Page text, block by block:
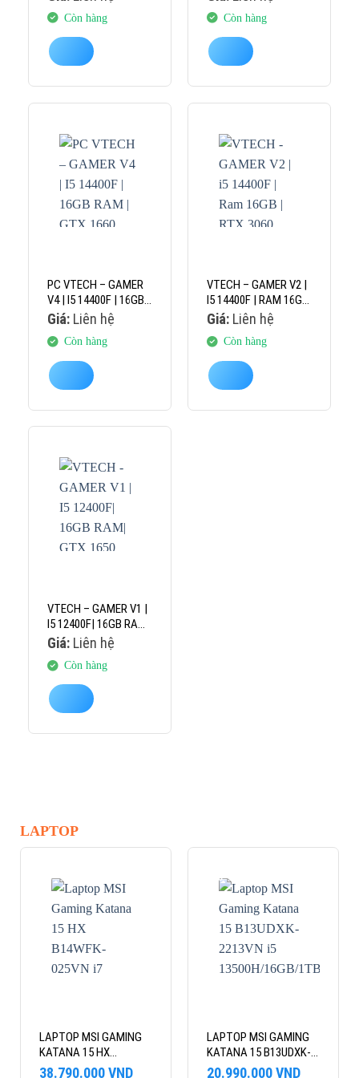
Còn hàng Còn hàng
PC VTECH – GAMER
V4 | I5 14400F | 16GB
RAM | GTX 1660
Giá:Liên hệ
Còn hàng
VTECH – GAMER V2 |
I5 14400F | RAM 16GB
| RTX 3060 12GB
Giá:Liên hệ
Còn hàng
VTECH – GAMER V1 |
I5 12400F| 16GB RAM|
GTX 1650 4GB
Giá:Liên hệ
Còn hàng
LAPTOP
-5%
LAPTOP MSI GAMING
KATANA 15 HX
B14WFK-025VN I7
Giá
38.790.000VND
Giá
-11%
LAPTOP MSI GAMING
KATANA 15 B13UDXK-
2213VN I5
Giá
20.990.000VND
Giá